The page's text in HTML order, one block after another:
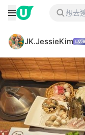
JK.JessieKim